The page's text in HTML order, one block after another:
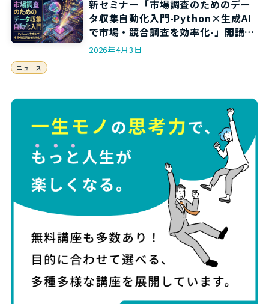
新セミナー「市場調査のためのデー
タ収集自動化入門-Python×生成AI
で市場・競合調査を効率化-」開講の
お知らせ
2026年4月3日
ニュース